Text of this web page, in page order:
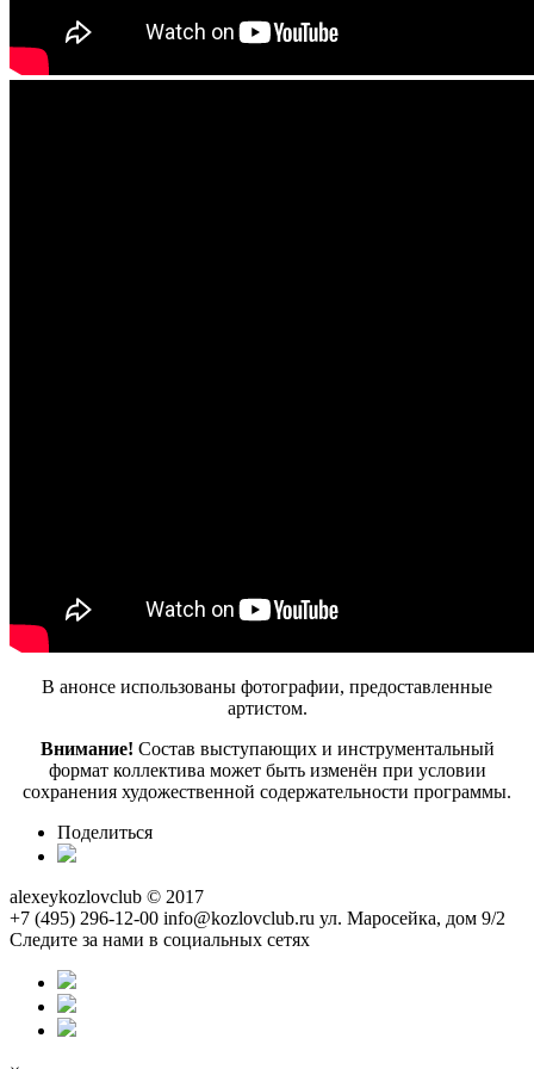
В анонсе использованы фотографии, предоставленные
артистом.
Внимание! Состав выступающих и инструментальный
формат коллектива может быть изменён при условии
сохранения художественной содержательности программы.
Поделиться
alexeykozlovclub © 2017
+7 (495) 296-12-00 info@kozlovclub.ru ул. Маросейка, дом 9/2
Следите за нами в социальных сетях